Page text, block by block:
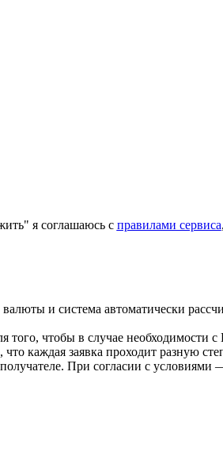
я соглашаюсь с правилами сервиса
и система автоматически
чтобы в случае необходимости
каждая заявка проходит разную
При согласии с